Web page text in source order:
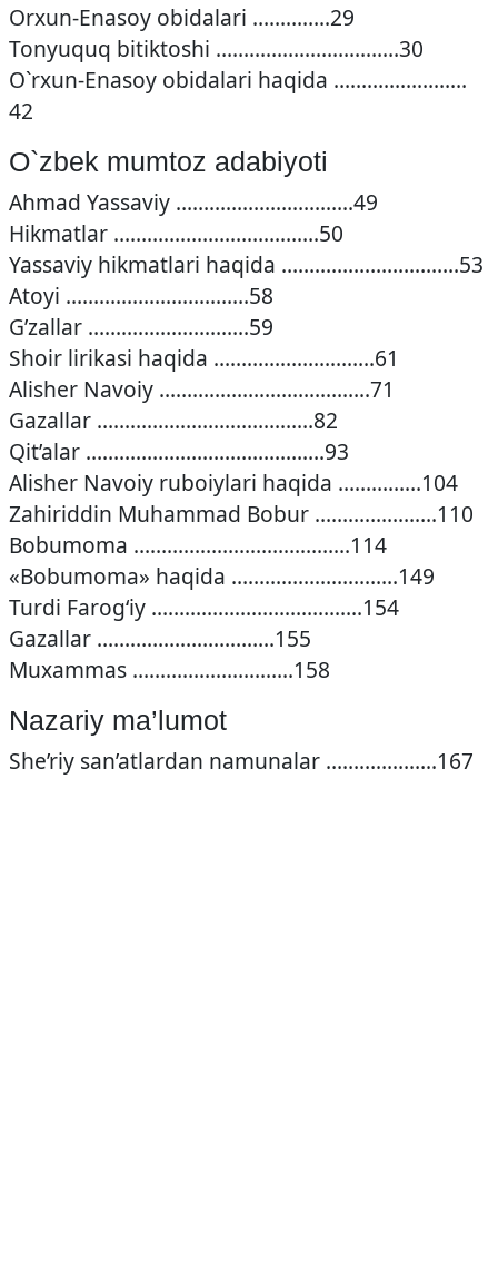
Orxun-Enasoy obidalari …………..29
Tonyuquq bitiktoshi ……………………………30
O`rxun-Enasoy obidalari haqida ……………………
42
O`zbek mumtoz adabiyoti
Ahmad Yassaviy …………………………..49
Hikmatlar ……………………………….50
Yassaviy hikmatlari haqida …………………………..53
Atoyi ……………………………58
G’zallar ………………………..59
Shoir lirikasi haqida ………………………..61
Alisher Navoiy ………………………………..71
Gazallar …………………………………82
Qit’alar …………………………………….93
Alisher Navoiy ruboiylari haqida ……………104
Zahiriddin Muhammad Bobur ………………….110
Bobumoma …………………………………114
«Bobumoma» haqida …………………………149
Turdi Farogʻiy ………………………………..154
Gazallar …………………………..155
Muxammas ………………………..158
Nazariy ma’lumot
She’riy san’atlardan namunalar ………………..167